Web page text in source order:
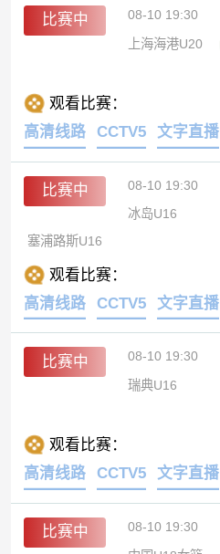
比赛中 08-10 19:30
上海海港U20
观看比赛：
高清线路
CCTV5 文字直播
比赛中 08-10 19:30
冰岛U16
塞浦路斯U16
观看比赛：
高清线路
CCTV5 文字直播
比赛中 08-10 19:30
瑞典U16
观看比赛：
高清线路
CCTV5 文字直播
比赛中 08-10 19:30